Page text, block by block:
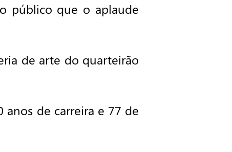
público que o aplaude
de arte do quarteirão
de carreira e 77 de